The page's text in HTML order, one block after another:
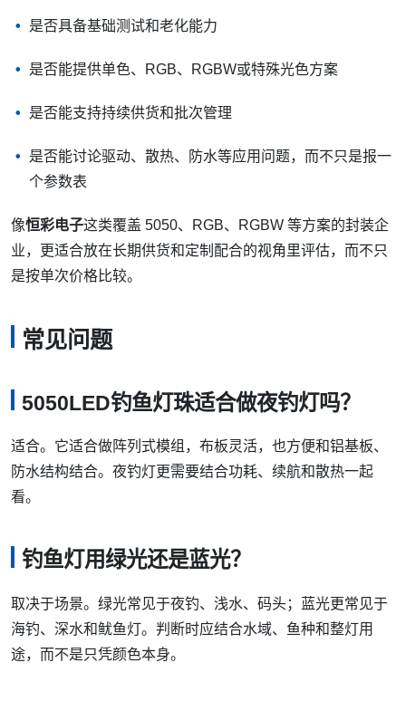
是否具备基础测试和老化能力
是否能提供单色、RGB、RGBW或特殊光色方案
是否能支持持续供货和批次管理
是否能讨论驱动、散热、防水等应用问题，而不只是报一
个参数表
像恒彩电子这类覆盖 5050、RGB、RGBW 等方案的封装企
业，更适合放在长期供货和定制配合的视角里评估，而不只
是按单次价格比较。
常见问题
5050LED钓鱼灯珠适合做夜钓灯吗？
适合。它适合做阵列式模组，布板灵活，也方便和铝基板、
防水结构结合。夜钓灯更需要结合功耗、续航和散热一起
看。
钓鱼灯用绿光还是蓝光？
取决于场景。绿光常见于夜钓、浅水、码头；蓝光更常见于
海钓、深水和鱿鱼灯。判断时应结合水域、鱼种和整灯用
途，而不是只凭颜色本身。